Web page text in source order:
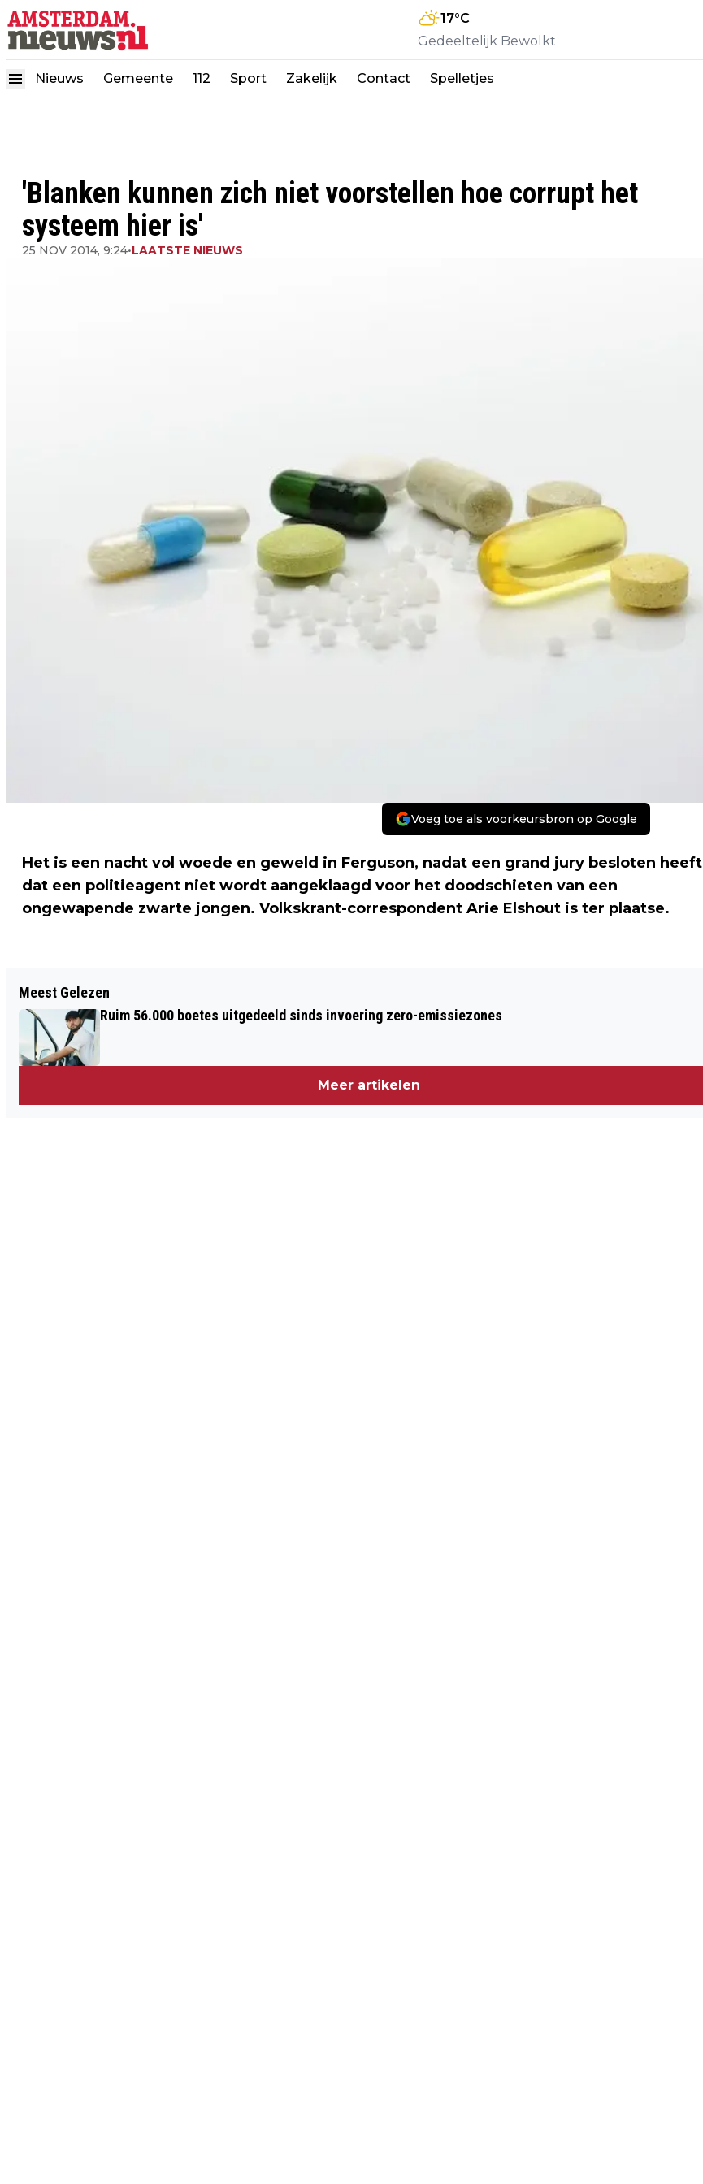
17°C
Gedeeltelijk Bewolkt
Nieuws Gemeente 112 Sport Zakelijk Contact Spelletjes
'Blanken kunnen zich niet voorstellen hoe corrupt het
systeem hier is'
25 NOV 2014, 9:24•LAATSTE NIEUWS
Voeg toe als voorkeursbron op Google
Het is een nacht vol woede en geweld in Ferguson, nadat een grand jury besloten heeft
dat een politieagent niet wordt aangeklaagd voor het doodschieten van een
ongewapende zwarte jongen. Volkskrant-correspondent Arie Elshout is ter plaatse.
ONLINEHANDEL BEDREIGDE DIEREN
BOOMING
VOORSTELLEN HOE CORRUPT HET
Meest Gelezen
Ruim 56.000 boetes uitgedeeld sinds invoering zero-emissiezones
Meer artikelen